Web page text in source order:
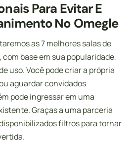
Para Evitar E
No Omegle
as 7 melhores salas de
base em sua popularidade,
uso. Você pode criar a própria
aguardar convidados
pode ingressar em uma
Graças a uma parceria
filtros para tornar